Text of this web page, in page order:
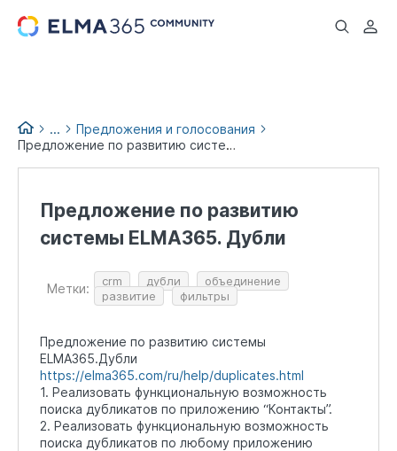
...
...
Предложения и голосования
Предложение по развитию системы ELMA365. Дубли
Предложение по развитию
системы ELMA365. Дубли
Метки: crm дубли
объединение
развитие
фильтры
Предложение по развитию системы
ELMA365.Дубли
https://elma365.com/ru/help/duplicates.html
1. Реализовать функциональную возможность
поиска дубликатов по приложению “Контакты”.
2. Реализовать функциональную возможность
поиска дубликатов по любому приложению